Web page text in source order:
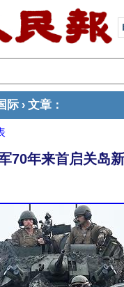
际 › 文章 ：
70年来首启关岛